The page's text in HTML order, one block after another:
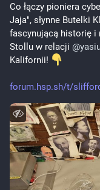
Co łączy pioniera
Jaja", słynne Butelki
fascynującą historię i
Stollu w relacji @
Kalifornii!
forum.hsp.sh/t/